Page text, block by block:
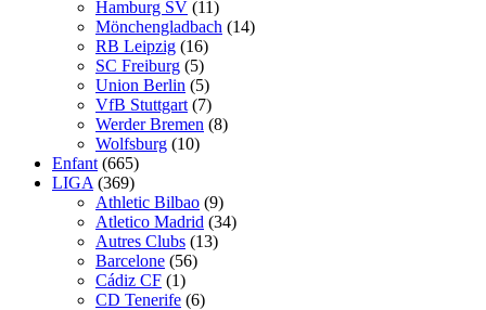
Hamburg SV (11)
Mönchengladbach (14)
RB Leipzig (16)
SC Freiburg (5)
Union Berlin (5)
VfB Stuttgart (7)
Werder Bremen (8)
Wolfsburg (10)
Enfant (665)
LIGA (369)
Athletic Bilbao (9)
Atletico Madrid (34)
Autres Clubs (13)
Barcelone (56)
Cádiz CF (1)
CD Tenerife (6)